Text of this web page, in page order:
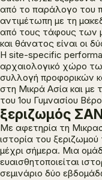
από το παράλογο του
αντιμέτωπη με τη
από τους τάφους των
και θάνατος είναι οι
H site-specific
αρχαιολογικό χώρο
συλλογή προφορικών
στη Μικρά Ασία και με
του 1ου Γυμνασίου
ξεριζωμός
Με αφετηρία τη
ιστορία του
μέχρι σήμερα. Μια
ευαισθητοποιείται
σεμινάριο δύο